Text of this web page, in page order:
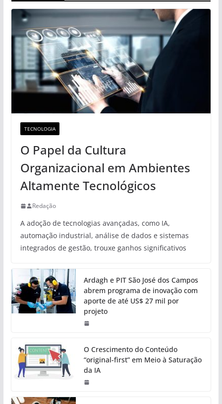
TECNOLOGIA
O Papel da Cultura
Organizacional em Ambientes
Altamente Tecnológicos
Redação
A adoção de tecnologias avançadas, como IA,
automação industrial, análise de dados e sistemas
integrados de gestão, trouxe ganhos significativos
Ardagh e PIT São José dos Campos
abrem programa de inovação com
aporte de até US$ 27 mil por
projeto
O Crescimento do Conteúdo
“original-first” em Meio à Saturação
da IA